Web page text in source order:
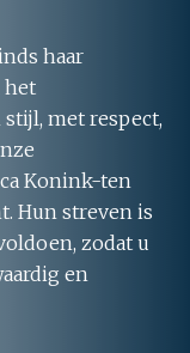
haar
het
met respect,
Konink-ten
Hun streven is
zodat u
en